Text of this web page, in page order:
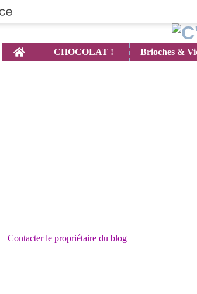
Home CHOCOLAT !
Contacter le propriétaire du blog